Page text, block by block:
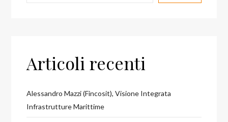
Articoli recenti
Alessandro Mazzi (Fincosit), Visione Integrata
Infrastrutture Marittime